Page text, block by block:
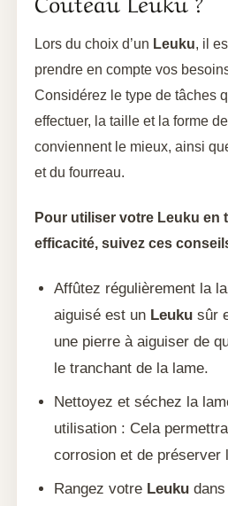
Lors du choix d’un Leuku, il
prendre en compte vos
Considérez le type de tâches
effectuer, la taille et la forme
conviennent le mieux, ainsi
et du fourreau.
Pour utiliser votre Leuku en
efficacité, suivez ces
Affûtez régulièrement la
aiguisé est un Leuku sûr
une pierre à aiguiser de
le tranchant de la lame.
Nettoyez et séchez la
utilisation : Cela
corrosion et de préserver
Rangez votre Leuku